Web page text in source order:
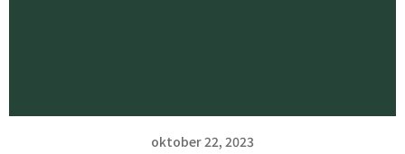
oktober 22, 2023